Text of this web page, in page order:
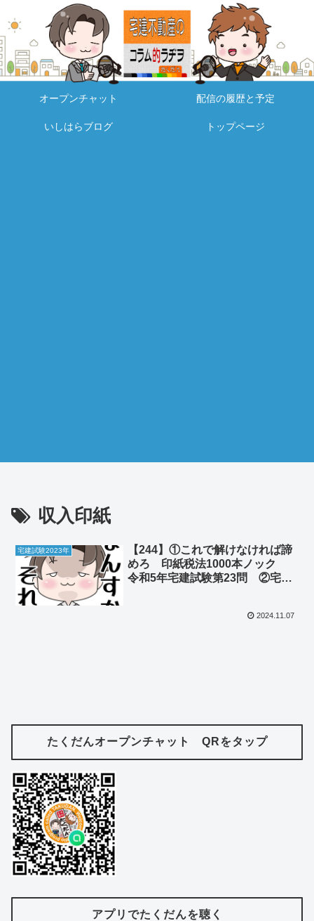
オープンチャット 配信の履歴と予定
いしはらブログ トップページ
収入印紙
宅建試験2023年
【244】①これで解けなければ諦
めろ 印紙税法1000本ノック
令和5年宅建試験第23問 ②宅建
2024.11.07
たくだんオープンチャット QRをタップ
アプリでたくだんを聴く